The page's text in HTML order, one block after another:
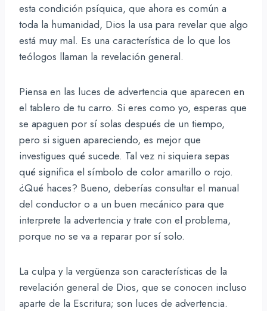
esta condición psíquica, que ahora es común a
toda la humanidad, Dios la usa para revelar que algo
está muy mal. Es una característica de lo que los
teólogos llaman la revelación general.
Piensa en las luces de advertencia que aparecen en
el tablero de tu carro. Si eres como yo, esperas que
se apaguen por sí solas después de un tiempo,
pero si siguen apareciendo, es mejor que
investigues qué sucede. Tal vez ni siquiera sepas
qué significa el símbolo de color amarillo o rojo.
¿Qué haces? Bueno, deberías consultar el manual
del conductor o a un buen mecánico para que
interprete la advertencia y trate con el problema,
porque no se va a reparar por sí solo.
La culpa y la vergüenza son características de la
revelación general de Dios, que se conocen incluso
aparte de la Escritura; son luces de advertencia.